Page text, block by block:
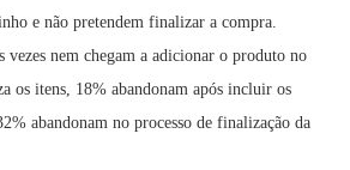
e não pretendem finalizar a compra.
vezes nem chegam a adicionar o produto no
os itens, 18% abandonam após incluir os
abandonam no processo de finalização da